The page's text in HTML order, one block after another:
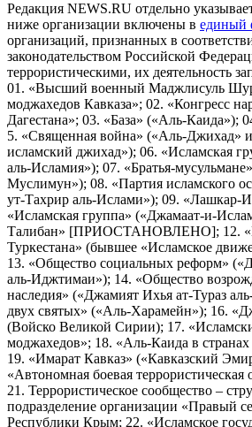
Редакция NEWS.RU отдельно
ниже организации включены в единый
организаций, признанных в
законодательством Российской
террористическими, их деятельность
01. «Высший военный Маджлисуль
моджахедов Кавказа»; 02. «Конгресс
Дагестана»; 03. «База» («Аль-Каида»);
5. «Священная война» («Аль-Джихад»
исламский джихад»); 06. «Исламская
аль-Исламия»); 07. «Братья-
Муслимун»); 08. «Партия исламского
ут-Тахрир аль-Ислами»); 09. «Лашкар-
«Исламская группа» («Джамаат-и-
Талибан» [ПРИОСТАНОВЛЕНО]; 12.
Туркестана» (бывшее «Исламское
13. «Общество социальных реформ»
аль-Иджтимаи»); 14. «Общество
наследия» («Джамият Ихья ат-Тураз
двух святых» («Аль-Харамейн»); 16.
(Войско Великой Сирии); 17.
моджахедов»; 18. «Аль-Каида в
19. «Имарат Кавказ» («Кавказский
«Автономная боевая
21. Террористическое сообщество –
подразделение организации «Правый
Республики Крым; 22. «Исламское